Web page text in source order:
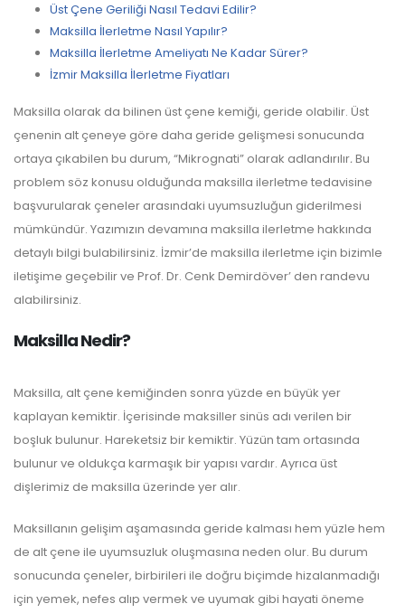
Üst Çene Geriliği Nasıl Tedavi Edilir?
Maksilla İlerletme Nasıl Yapılır?
Maksilla İlerletme Ameliyatı Ne Kadar Sürer?
İzmir Maksilla İlerletme Fiyatları
Maksilla olarak da bilinen üst çene kemiği, geride olabilir. Üst
çenenin alt çeneye göre daha geride gelişmesi sonucunda
ortaya çıkabilen bu durum, “Mikrognati” olarak adlandırılır.Bu
problem söz konusu olduğunda maksilla ilerletme tedavisine
başvurularak çeneler arasındaki uyumsuzluğun giderilmesi
mümkündür. Yazımızın devamına maksilla ilerletme hakkında
detaylı bilgi bulabilirsiniz. İzmir’de maksilla ilerletme için bizimle
iletişime geçebilir ve Prof. Dr. Cenk Demirdöver’ den randevu
alabilirsiniz.
Maksilla Nedir?
Maksilla, alt çene kemiğinden sonra yüzde en büyük yer
kaplayan kemiktir. İçerisinde maksiller sinüs adı verilen bir
boşluk bulunur. Hareketsiz bir kemiktir. Yüzün tam ortasında
bulunur ve oldukça karmaşık bir yapısı vardır. Ayrıca üst
dişlerimiz de maksilla üzerinde yer alır.
Maksillanın gelişim aşamasında geride kalması hem yüzle hem
de alt çene ile uyumsuzluk oluşmasına neden olur. Bu durum
sonucunda çeneler, birbirileri ile doğru biçimde hizalanmadığı
için yemek, nefes alıp vermek ve uyumak gibi hayati öneme